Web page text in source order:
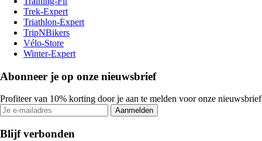
Trek-Expert
Triathlon-Expert
TripNBikers
Vélo-Store
Winter-Expert
Abonneer je op onze nieuwsbrief
Profiteer van 10% korting door je aan te melden voor onze nieuwsbrief
Aanmelden
Blijf verbonden